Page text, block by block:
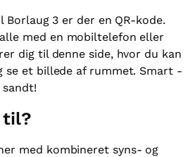
3 er der en QR-kode.
med en mobiltelefon eller
dig til denne side, hvor du kan
se et billede af rummet. Smart -
til?
med kombineret syns- og